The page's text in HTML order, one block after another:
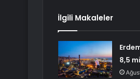
İlgili Makaleler
8,5